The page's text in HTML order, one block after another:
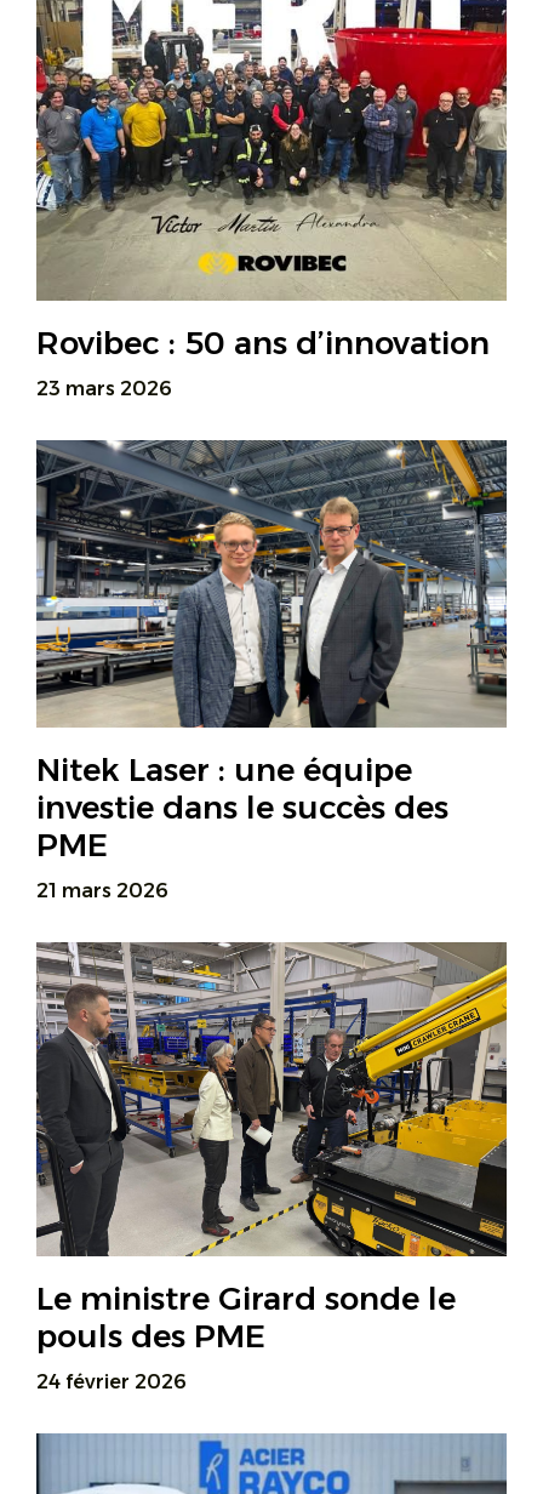
Rovibec : 50 ans d’innovation
23 mars 2026
Nitek Laser : une équipe
investie dans le succès des
PME
21 mars 2026
Le ministre Girard sonde le
pouls des PME
24 février 2026